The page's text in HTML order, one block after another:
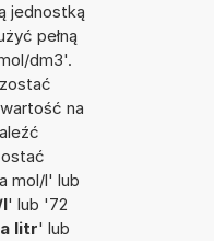
jednostką
pełną
dm3'.
na
mol/l' lub
l' lub '72
litr' lub